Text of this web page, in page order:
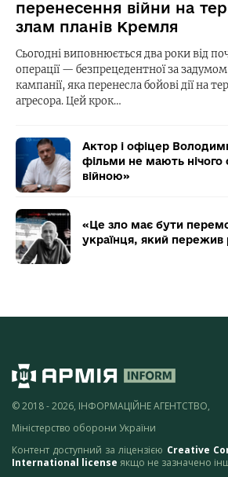
перенесення війни на
злам планів Кремля
Сьогодні виповнюється два роки від
операції — безпрецедентної за
кампанії, яка перенесла бойові дії на
агресора. Цей крок…
Актор і офіцер
фільми не мають нічого
війною»
«Це зло має бути
українця, який пережив
© 2018 - 2026, ІНФОРМАЦІЙНЕ АГЕНТСТВО,
Міністерство оборони України
Контент доступний за ліцензією Creative
International license якщо не зазначено